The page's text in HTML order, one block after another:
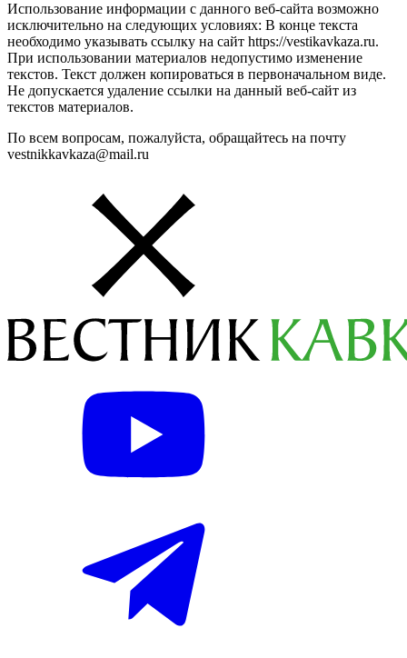
Использование информации с данного веб-сайта возможно
исключительно на следующих условиях: В конце текста
необходимо указывать ссылку на сайт https://vestikavkaza.ru.
При использовании материалов недопустимо изменение
текстов. Текст должен копироваться в первоначальном виде.
Не допускается удаление ссылки на данный веб-сайт из
текстов материалов.
По всем вопросам, пожалуйста, обращайтесь на почту
vestnikkavkaza@mail.ru